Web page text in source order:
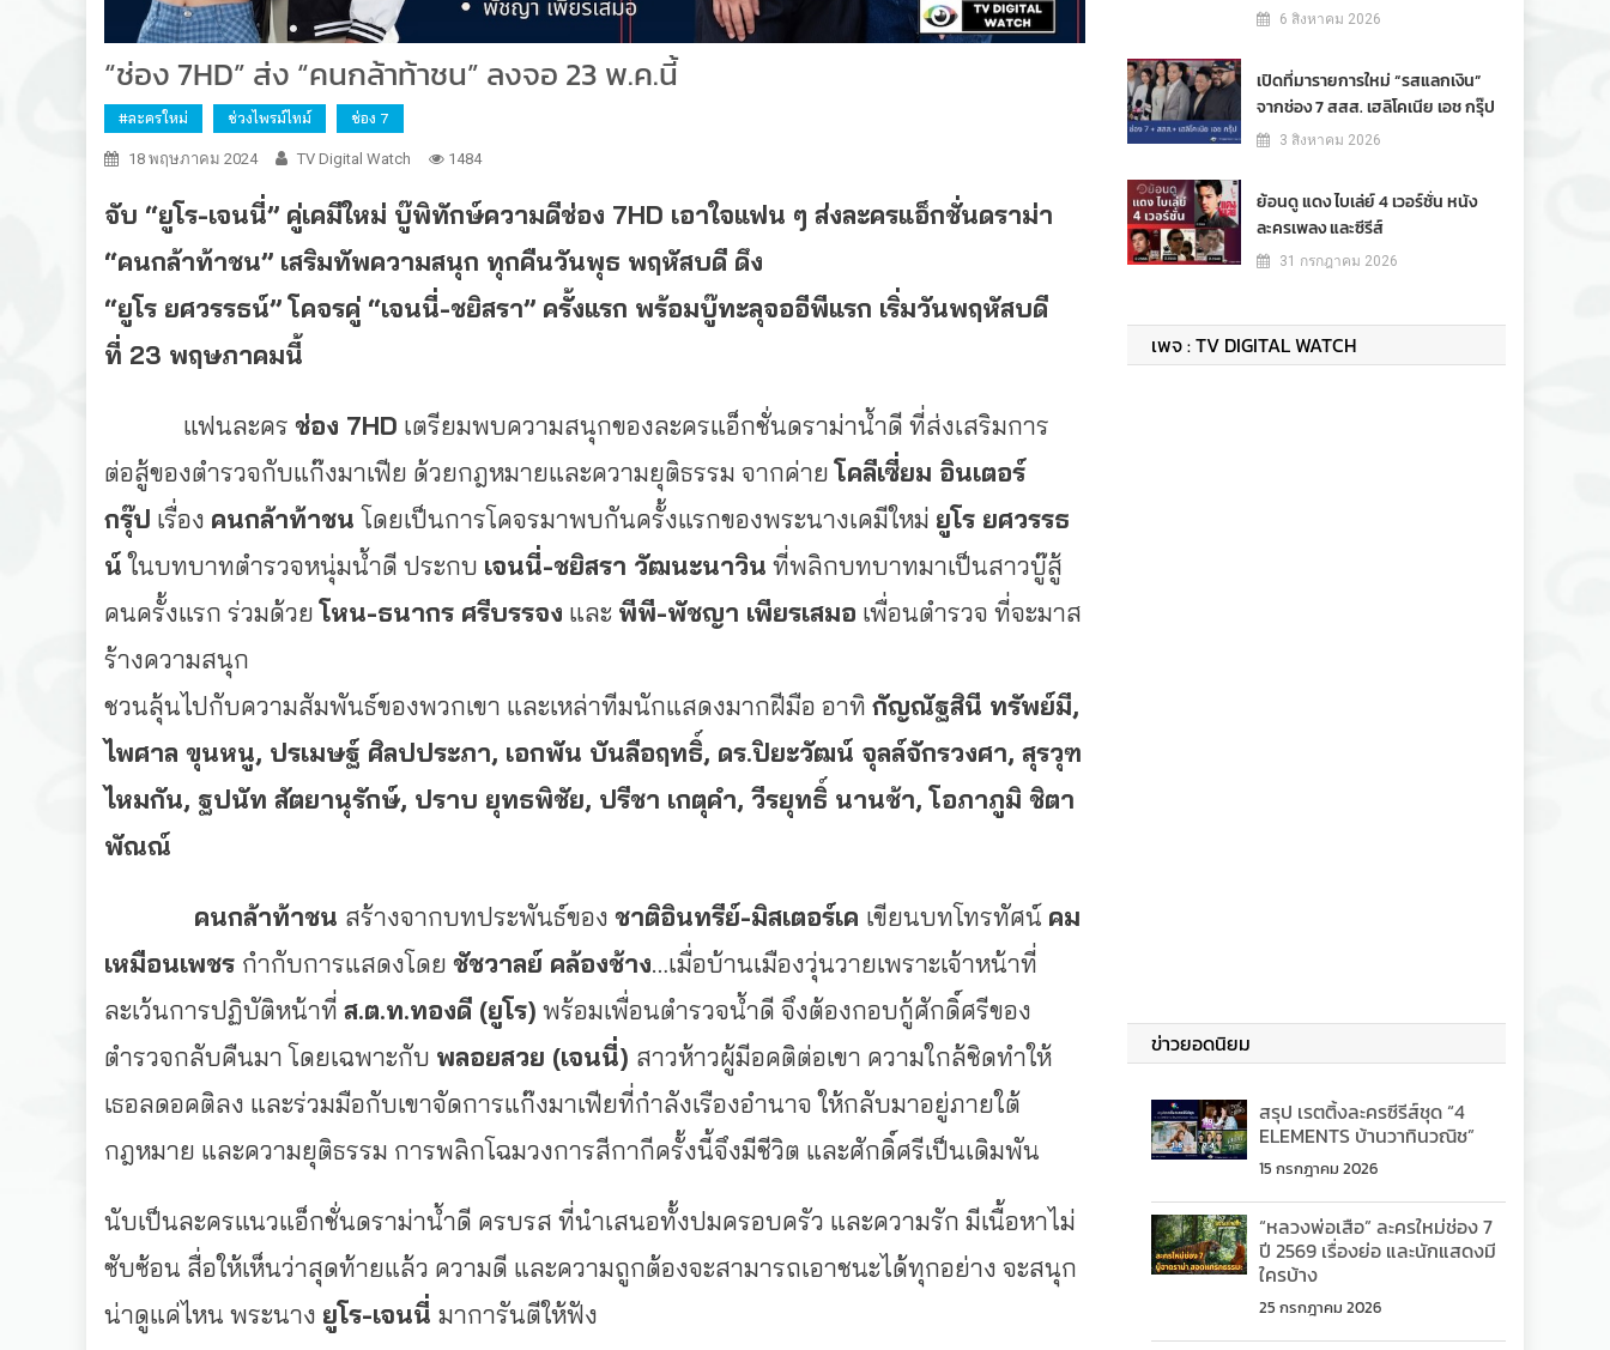
“ช่อง 7HD” ส่ง “คนกล้าท้าชน” ลงจอ 23 พ.ค.นี้
#ละครใหม่ ช่วงไพรม์ไทม์ ช่อง 7
18 พฤษภาคม 2024 TV Digital Watch 1484
จับ “ยูโร-เจนนี่” คู่เคมีใหม่ บู๊พิทักษ์ความดีช่อง 7HD เอาใจแฟน ๆ ส่งละครแอ็กชั่นดราม่า
“คนกล้าท้าชน” เสริมทัพความสนุก ทุกคืนวันพุธ พฤหัสบดี ดึง
“ยูโร ยศวรรธน์” โคจรคู่ “เจนนี่-ชยิสรา” ครั้งแรก พร้อมบู๊ทะลุจออีพีแรก เริ่มวันพฤหัสบดี
ที่ 23 พฤษภาคมนี้
แฟนละคร ช่อง 7HD เตรียมพบความสนุกของละครแอ็กชั่นดราม่าน้ำดี ที่ส่งเสริมการ
ต่อสู้ของตำรวจกับแก๊งมาเฟีย ด้วยกฎหมายและความยุติธรรม จากค่ายโคลีเซี่ยม อินเตอร์
กรุ๊ป เรื่อง คนกล้าท้าชนโดยเป็นการโคจรมาพบกันครั้งแรกของพระนางเคมีใหม่ ยูโร ยศวรรธ
น์ในบทบาทตำรวจหนุ่มน้ำดี ประกบ เจนนี่-ชยิสรา วัฒนะนาวิน ที่พลิกบทบาทมาเป็นสาวบู๊สู้
คนครั้งแรก ร่วมด้วยโหน-ธนากร ศรีบรรจง และ พีพี-พัชญา เพียรเสมอ เพื่อนตำรวจ ที่จะมาส
ร้างความสนุก
ชวนลุ้นไปกับความสัมพันธ์ของพวกเขา และเหล่าทีมนักแสดงมากฝีมือ อาทิ กัญณัฐสินี ทรัพย์มี,
ไพศาล ขุนหนู, ปรเมษฐ์ ศิลปประภา, เอกพัน บันลือฤทธิ์, ดร.ปิยะวัฒน์ จุลล์จักรวงศา, สุรวุฑ
ไหมกัน, ฐปนัท สัตยานุรักษ์, ปราบ ยุทธพิชัย, ปรีชา เกตุคำ, วีรยุทธิ์ นานช้า, โอภาภูมิ ชิตา
พัณณ์
คนกล้าท้าชน สร้างจากบทประพันธ์ของ ชาติอินทรีย์-มิสเตอร์เค เขียนบทโทรทัศน์ คม
เหมือนเพชร กำกับการแสดงโดย ชัชวาลย์ คล้องช้าง…เมื่อบ้านเมืองวุ่นวายเพราะเจ้าหน้าที่
ละเว้นการปฏิบัติหน้าที่ ส.ต.ท.ทองดี (ยูโร) พร้อมเพื่อนตำรวจน้ำดี จึงต้องกอบกู้ศักดิ์ศรีของ
ตำรวจกลับคืนมา โดยเฉพาะกับ พลอยสวย (เจนนี่) สาวห้าวผู้มีอคติต่อเขา ความใกล้ชิดทำให้
เธอลดอคติลง และร่วมมือกับเขาจัดการแก๊งมาเฟียที่กำลังเรืองอำนาจ ให้กลับมาอยู่ภายใต้
กฎหมาย และความยุติธรรม การพลิกโฉมวงการสีกากีครั้งนี้จึงมีชีวิต และศักดิ์ศรีเป็นเดิมพัน
นับเป็นละครแนวแอ็กชั่นดราม่าน้ำดี ครบรส ที่นำเสนอทั้งปมครอบครัว และความรัก มีเนื้อหาไม่
ซับซ้อน สื่อให้เห็นว่าสุดท้ายแล้ว ความดี และความถูกต้องจะสามารถเอาชนะได้ทุกอย่าง จะสนุก
น่าดูแค่ไหน พระนาง ยูโร-เจนนี่ มาการันตีให้ฟัง
6 สิงหาคม 2026
เปิดที่มารายการใหม่ “รสแลกเงิน”
จากช่อง 7 สสส. เฮลิโคเนีย เอช กรุ๊ป
3 สิงหาคม 2026
ย้อนดู แดง ไบเล่ย์ 4 เวอร์ชั่น หนัง
ละครเพลง และซีรีส์
31 กรกฎาคม 2026
เพจ : TV DIGITAL WATCH
ข่าวยอดนิยม
สรุป เรตติ้งละครซีรีส์ชุด “4
ELEMENTS บ้านวาทินวณิช”
15 กรกฎาคม 2026
“หลวงพ่อเสือ” ละครใหม่ช่อง 7
ปี 2569 เรื่องย่อ และนักแสดงมี
ใครบ้าง
25 กรกฎาคม 2026